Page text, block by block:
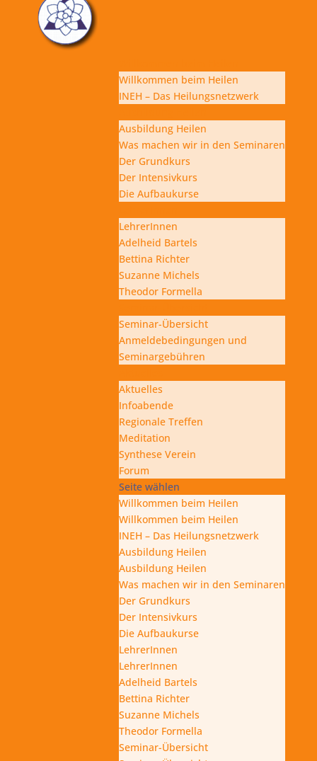
Willkommen beim Heilen
INEH – Das Heilungsnetzwerk
Ausbildung Heilen
Was machen wir in den Seminaren
Der Grundkurs
Der Intensivkurs
Die Aufbaukurse
LehrerInnen
Adelheid Bartels
Bettina Richter
Suzanne Michels
Theodor Formella
Seminar-Übersicht
Anmeldebedingungen und
Seminargebühren
Aktuelles
Infoabende
Regionale Treffen
Meditation
Synthese Verein
Forum
Seite wählen
Willkommen beim Heilen
Willkommen beim Heilen
INEH – Das Heilungsnetzwerk
Ausbildung Heilen
Ausbildung Heilen
Was machen wir in den Seminaren
Der Grundkurs
Der Intensivkurs
Die Aufbaukurse
LehrerInnen
LehrerInnen
Adelheid Bartels
Bettina Richter
Suzanne Michels
Theodor Formella
Seminar-Übersicht